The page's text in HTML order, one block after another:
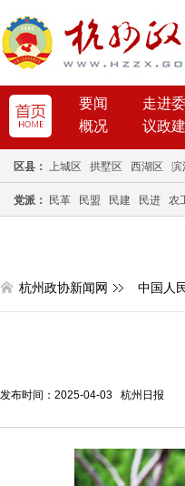
要闻 走进
概况
议政
区县： 上城区 拱墅区 西湖区 滨
党派： 民革 民盟 民建 民进 农
杭州政协新闻网 中国人
发布时间：2025-04-03 杭州日报